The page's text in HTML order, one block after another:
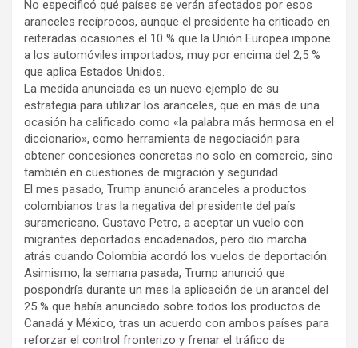
No especificó qué países se verán afectados por esos
aranceles recíprocos, aunque el presidente ha criticado en
reiteradas ocasiones el 10 % que la Unión Europea impone
a los automóviles importados, muy por encima del 2,5 %
que aplica Estados Unidos.
La medida anunciada es un nuevo ejemplo de su
estrategia para utilizar los aranceles, que en más de una
ocasión ha calificado como «la palabra más hermosa en el
diccionario», como herramienta de negociación para
obtener concesiones concretas no solo en comercio, sino
también en cuestiones de migración y seguridad.
El mes pasado, Trump anunció aranceles a productos
colombianos tras la negativa del presidente del país
suramericano, Gustavo Petro, a aceptar un vuelo con
migrantes deportados encadenados, pero dio marcha
atrás cuando Colombia acordó los vuelos de deportación.
Asimismo, la semana pasada, Trump anunció que
pospondría durante un mes la aplicación de un arancel del
25 % que había anunciado sobre todos los productos de
Canadá y México, tras un acuerdo con ambos países para
reforzar el control fronterizo y frenar el tráfico de